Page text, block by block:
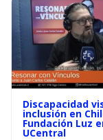
Discapacidad
inclusión en
Fundación Luz
UCentral